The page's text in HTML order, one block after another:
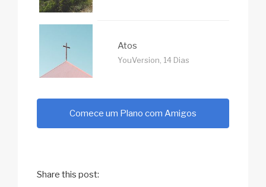
Atos
YouVersion, 14 Dias
Comece um Plano com Amigos
Share this post: